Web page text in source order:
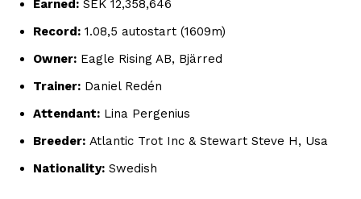
Earned: SEK 12,358,646
Record: 1.08,5 autostart (1609m)
Owner: Eagle Rising AB, Bjärred
Trainer: Daniel Redén
Attendant: Lina Pergenius
Breeder: Atlantic Trot Inc & Stewart Steve H, Usa
Nationality: Swedish